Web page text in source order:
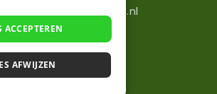
Robotmaaier-mesjes.nl
ACCEPTEREN
AFWIJZEN